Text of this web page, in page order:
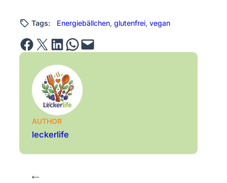
Tags: Energiebällchen, glutenfrei, vegan
Share on Facebook Email this Page Share on LinkedIn Share on WhatsApp Email this Page
AUTHOR
leckerlife
←